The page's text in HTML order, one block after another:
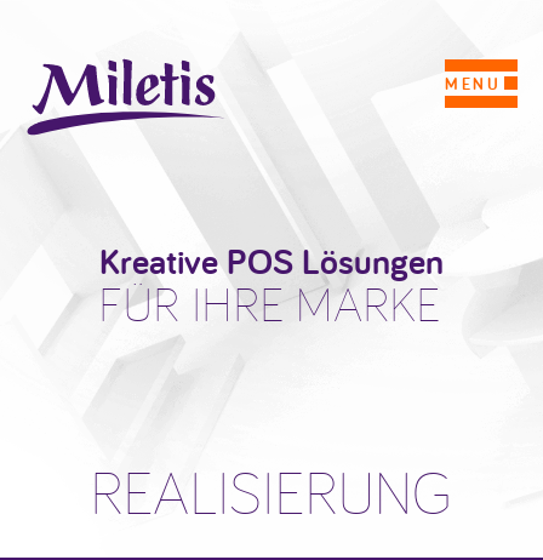
REALISIERUNG
Kreative POS Lösungen
FÜR IHRE MARKE
MENU